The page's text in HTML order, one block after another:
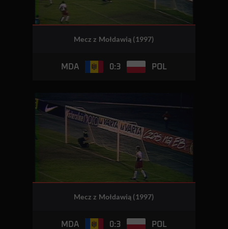
Mecz z Mołdawią (1997)
MDA 0:3 POL
Mecz z Mołdawią (1997)
MDA 0:3 POL